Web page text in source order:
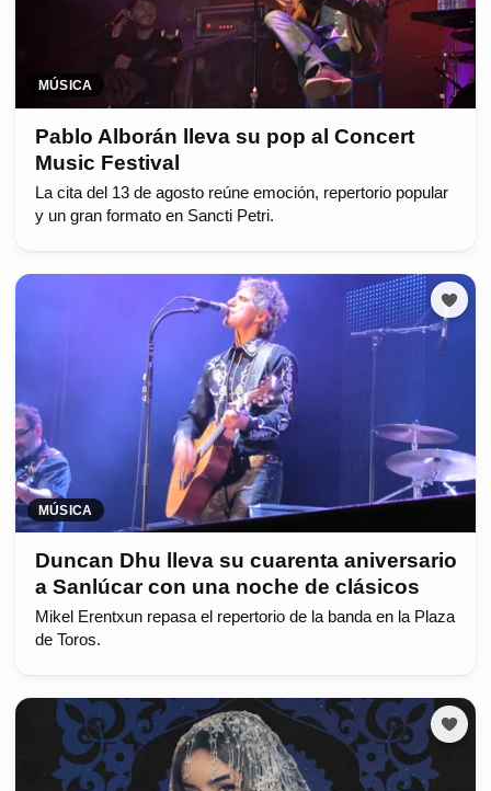
MÚSICA
Pablo Alborán lleva su pop al Concert
Music Festival
La cita del 13 de agosto reúne emoción, repertorio popular
y un gran formato en Sancti Petri.
MÚSICA
Duncan Dhu lleva su cuarenta aniversario
a Sanlúcar con una noche de clásicos
Mikel Erentxun repasa el repertorio de la banda en la Plaza
de Toros.